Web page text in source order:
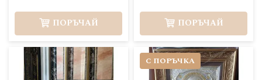
ПОРЪЧАЙ ПОРЪЧАЙ
С ПОРЪЧКА